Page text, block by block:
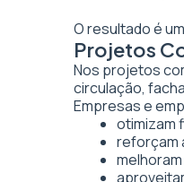
O resultado é
Projetos
Nos projetos
circulação,
Empresas e
otimizam
reforçam